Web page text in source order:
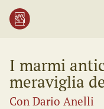
I marmi
meraviglia
Con Dario Anelli